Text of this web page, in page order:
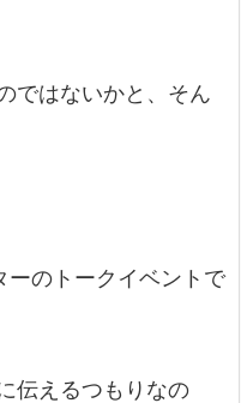
ではないかと、そん
ーのトークイベントで
伝えるつもりなの